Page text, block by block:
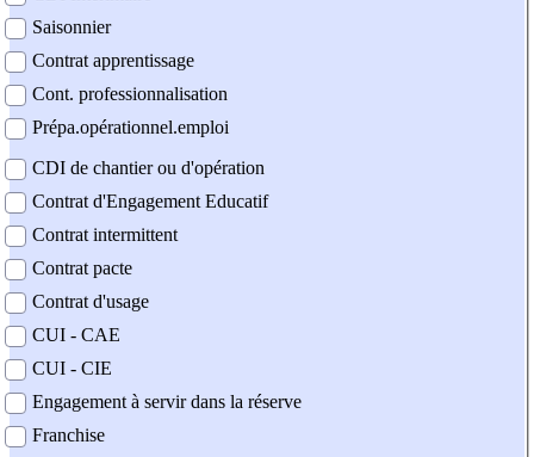
Saisonnier
Contrat apprentissage
Cont. professionnalisation
Prépa.opérationnel.emploi
CDI de chantier ou d'opération
Contrat d'Engagement Educatif
Contrat intermittent
Contrat pacte
Contrat d'usage
CUI - CAE
CUI - CIE
Engagement à servir dans la réserve
Franchise